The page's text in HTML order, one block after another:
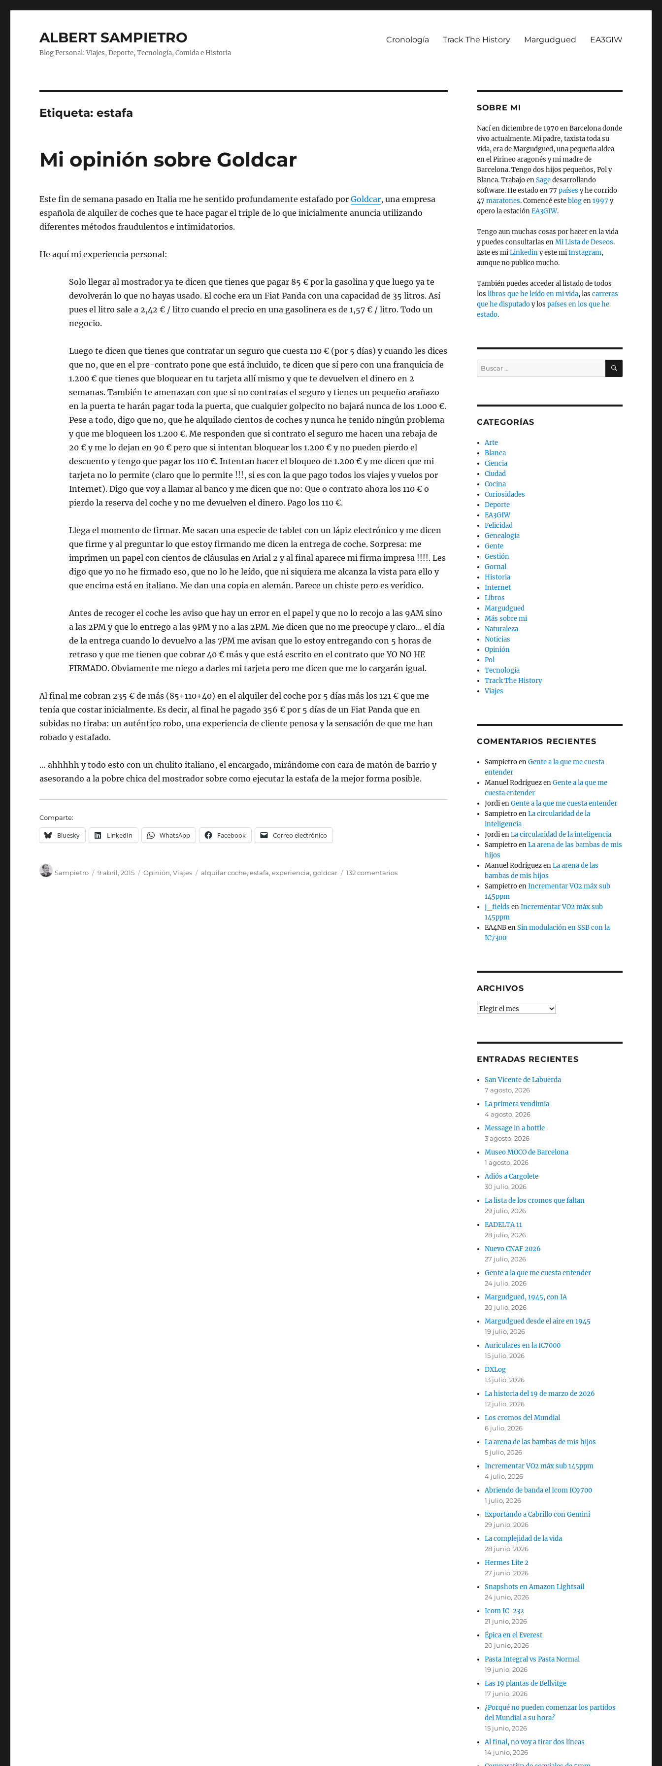
ALBERT SAMPIETRO
Blog Personal: Viajes, Deporte, Tecnología, Comida e Historia
Cronología Track The History Margudgued EA3GIW
Etiqueta:estafa
Mi opinión sobre Goldcar
Este fin de semana pasado en Italia me he sentido profundamente estafado porGoldcar, una empresa
española de alquiler de coches que te hace pagar el triple de lo que inicialmente anuncia utilizando
diferentes métodos fraudulentos e intimidatorios.
He aquí mi experiencia personal:
Solo llegar al mostrador ya te dicen que tienes que pagar 85 € por la gasolina y que luego ya te
devolverán lo que no hayas usado. El coche era un Fiat Panda con una capacidad de 35 litros. Así
pues el litro sale a 2,42 € / litro cuando el precio en una gasolinera es de 1,57 € / litro. Todo un
negocio.
Luego te dicen que tienes que contratar un seguro que cuesta 110 € (por 5 días) y cuando les dices
que no, que en el pre-contrato pone que está incluido, te dicen que sí pero con una franquicia de
1.200 € que tienes que bloquear en tu tarjeta allí mismo y que te devuelven el dinero en 2
semanas. También te amenazan con que si no contratas el seguro y tienes un pequeño arañazo
en la puerta te harán pagar toda la puerta, que cualquier golpecito no bajará nunca de los 1.000 €.
Pese a todo, digo que no, que he alquilado cientos de coches y nunca he tenido ningún problema
y que me bloqueen los 1.200 €. Me responden que si contrato el seguro me hacen una rebaja de
20 € y me lo dejan en 90 € pero que si intentan bloquear los 1.200 € y no pueden pierdo el
descuento y tengo que pagar los 110 €. Intentan hacer el bloqueo de 1.200 € y me dicen que mi
tarjeta no lo permite (claro que lo permite !!!, si es con la que pago todos los viajes y vuelos por
Internet). Digo que voy a llamar al banco y me dicen que no: Que o contrato ahora los 110 € o
pierdo la reserva del coche y no me devuelven el dinero. Pago los 110 €.
Llega el momento de firmar. Me sacan una especie de tablet con un lápiz electrónico y me dicen
que firme y al preguntar lo que estoy firmando me dicen la entrega de coche. Sorpresa: me
imprimen un papel con cientos de cláusulas en Arial 2 y al final aparece mi firma impresa !!!!. Les
digo que yo no he firmado eso, que no lo he leído, que ni siquiera me alcanza la vista para ello y
que encima está en italiano. Me dan una copia en alemán. Parece un chiste pero es verídico.
Antes de recoger el coche les aviso que hay un error en el papel y que no lo recojo a las 9AM sino
a las 2PM y que lo entrego a las 9PM y no a las 2PM. Me dicen que no me preocupe y claro… el día
de la entrega cuando lo devuelvo a las 7PM me avisan que lo estoy entregando con 5 horas de
retraso y que me tienen que cobrar 40 € más y que está escrito en el contrato que YO NO HE
FIRMADO. Obviamente me niego a darles mi tarjeta pero me dicen que me lo cargarán igual.
Al final me cobran 235 € de más (85+110+40) en el alquiler del coche por 5 días más los 121 € que me
tenía que costar inicialmente. Es decir, al final he pagado 356 € por 5 días de un Fiat Panda que en
subidas no tiraba: un auténtico robo, una experiencia de cliente penosa y la sensación de que me han
robado y estafado.
… ahhhhh y todo esto con un chulito italiano, el encargado, mirándome con cara de matón de barrio y
asesorando a la pobre chica del mostrador sobre como ejecutar la estafa de la mejor forma posible.
Comparte:
Bluesky LinkedIn WhatsApp Facebook Correo electrónico
Sampietro 9 abril, 2015 Opinión,Viajes alquilar coche,estafa,experiencia,goldcar 132 comentarios
SOBRE MI
Nací en diciembre de 1970 en Barcelona donde
vivo actualmente. Mi padre, taxista toda su
vida, era de Margudgued, una pequeña aldea
en el Pirineo aragonés y mi madre de
Barcelona. Tengo dos hijos pequeños, Pol y
Blanca. Trabajo enSagedesarrollando
software. He estado en 77 países y he corrido
47 maratones. Comencé esteblogen1997 y
opero la estaciónEA3GIW.
Tengo aun muchas cosas por hacer en la vida
y puedes consultarlas enMi Lista de Deseos.
Este es miLinkediny este miInstagram,
aunque no publico mucho.
También puedes acceder al listado de todos
los libros que he leído en mi vida, las carreras
que he disputadoy los países en los que he
estado.
Buscar
por:
BUSCAR
CATEGORÍAS
Arte
Blanca
Ciencia
Ciudad
Cocina
Curiosidades
Deporte
EA3GIW
Felicidad
Genealogía
Gente
Gestión
Gornal
Historia
Internet
Libros
Margudgued
Más sobre mi
Naturaleza
Noticias
Opinión
Pol
Tecnología
Track The History
Viajes
COMENTARIOS RECIENTES
SampietroenGente a la que me cuesta
entender
Manuel RodríguezenGente a la que me
cuesta entender
JordienGente a la que me cuesta entender
SampietroenLa circularidad de la
inteligencia
JordienLa circularidad de la inteligencia
SampietroenLa arena de las bambas de mis
hijos
Manuel RodríguezenLa arena de las
bambas de mis hijos
SampietroenIncrementar VO2 máx sub
145ppm
j_fields enIncrementar VO2 máx sub
145ppm
EA4NBenSin modulación en SSB con la
IC7300
ARCHIVOS
Archivos
ENTRADAS RECIENTES
San Vicente de Labuerda
7 agosto, 2026
La primera vendimia
4 agosto, 2026
Message in a bottle
3 agosto, 2026
Museo MOCO de Barcelona
1 agosto, 2026
Adiós a Cargolete
30 julio, 2026
La lista de los cromos que faltan
29 julio, 2026
EADELTA 11
28 julio, 2026
Nuevo CNAF 2026
27 julio, 2026
Gente a la que me cuesta entender
24 julio, 2026
Margudgued, 1945, con IA
20 julio, 2026
Margudgued desde el aire en 1945
19 julio, 2026
Auriculares en la IC7000
15 julio, 2026
DXLog
13 julio, 2026
La historia del 19 de marzo de 2026
12 julio, 2026
Los cromos del Mundial
6 julio, 2026
La arena de las bambas de mis hijos
5 julio, 2026
Incrementar VO2 máx sub 145ppm
4 julio, 2026
Abriendo de banda el Icom IC9700
1 julio, 2026
Exportando a Cabrillo con Gemini
29 junio, 2026
La complejidad de la vida
28 junio, 2026
Hermes Lite 2
27 junio, 2026
Snapshots en Amazon Lightsail
24 junio, 2026
Icom IC-232
21 junio, 2026
Épica en el Everest
20 junio, 2026
Pasta Integral vs Pasta Normal
19 junio, 2026
Las 19 plantas de Bellvitge
17 junio, 2026
¿Porqué no pueden comenzar los partidos
del Mundial a su hora?
15 junio, 2026
Al final, no voy a tirar dos líneas
14 junio, 2026